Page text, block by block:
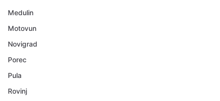
Medulin
Motovun
Novigrad
Porec
Pula
Rovinj